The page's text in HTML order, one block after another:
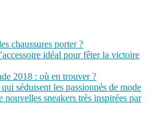
chaussures porter ?
idéal pour fêter la victoire
2018 : où en trouver ?
séduisent les passionnés de mode
sneakers très inspirées par